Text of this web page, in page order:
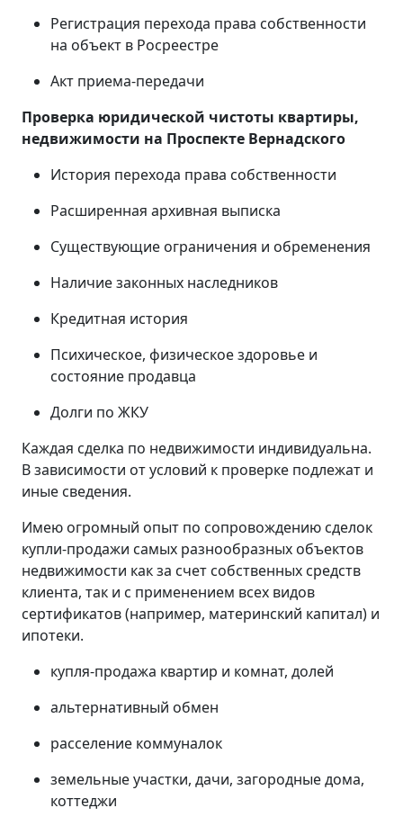
Регистрация перехода права собственности
на объект в Росреестре
Акт приема-передачи
Проверка юридической чистоты квартиры,
недвижимости на Проспекте Вернадского
История перехода права собственности
Расширенная архивная выписка
Существующие ограничения и обременения
Наличие законных наследников
Кредитная история
Психическое, физическое здоровье и
состояние продавца
Долги по ЖКУ
Каждая сделка по недвижимости индивидуальна.
В зависимости от условий к проверке подлежат и
иные сведения.
Имею огромный опыт по сопровождению сделок
купли-продажи самых разнообразных объектов
недвижимости как за счет собственных средств
клиента, так и с применением всех видов
сертификатов (например, материнский капитал) и
ипотеки.
купля-продажа квартир и комнат, долей
альтернативный обмен
расселение коммуналок
земельные участки, дачи, загородные дома,
коттеджи